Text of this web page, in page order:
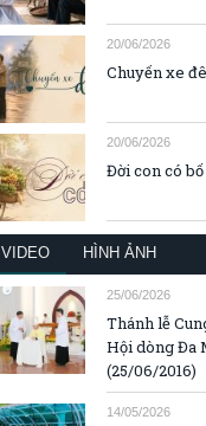
20/06/2026
Chuyến xe
20/06/2026
Đời con có bố
VIDEO HÌNH ẢNH
25/06/2026
Thánh lễ
Hội dòng Đa
(25/06/2016)
14/05/2026